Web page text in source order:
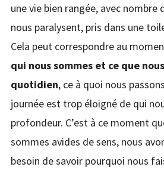
une vie bien rangée, avec nombre
nous paralysent, pris dans une
Cela peut correspondre au
qui nous sommes et ce que
quotidien, ce à quoi nous
journée est trop éloigné de qui
profondeur. C’est à ce moment
sommes avides de sens, nous
besoin de savoir pourquoi nous